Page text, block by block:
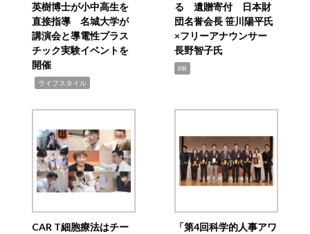
英樹博士が小中高生を
直接指導 名城大学が
講演会と導電性プラス
チック実験イベントを
開催
ライフスタイル
る 遺贈寄付 日本財
団名誉会長 笹川陽平氏
×フリーアナウンサー
長野智子氏
PR
CAR T細胞療法はチー
「第4回科学的人事アワ